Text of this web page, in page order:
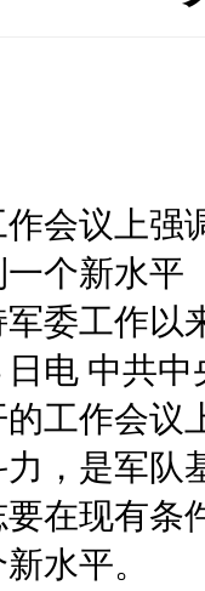
会议上强
个新水平
委工作以
电 中共
的工作会
，是军队
在现有条
水平。